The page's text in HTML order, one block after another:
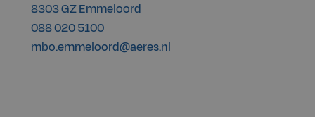
8303 GZ Emmeloord
088 020 5100
mbo.emmeloord@aeres.nl